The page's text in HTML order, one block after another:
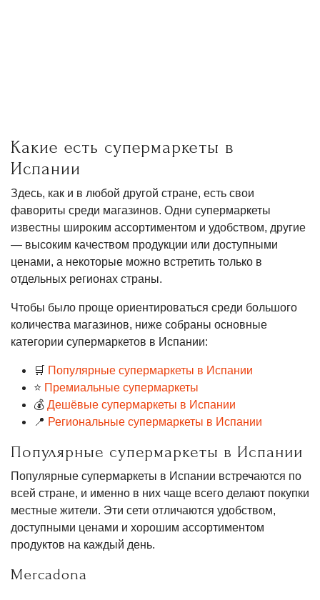
Какие есть супермаркеты в
Испании
Здесь, как и в любой другой стране, есть свои
фавориты среди магазинов. Одни супермаркеты
известны широким ассортиментом и удобством, другие
— высоким качеством продукции или доступными
ценами, а некоторые можно встретить только в
отдельных регионах страны.
Чтобы было проще ориентироваться среди большого
количества магазинов, ниже собраны основные
категории супермаркетов в Испании:
🛒 Популярные супермаркеты в Испании
⭐ Премиальные супермаркеты
💰 Дешёвые супермаркеты в Испании
📍 Региональные супермаркеты в Испании
Популярные супермаркеты в Испании
Популярные супермаркеты в Испании встречаются по
всей стране, и именно в них чаще всего делают покупки
местные жители. Эти сети отличаются удобством,
доступными ценами и хорошим ассортиментом
продуктов на каждый день.
Mercadona